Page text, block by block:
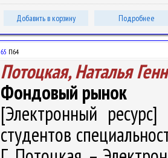
Добавить в корзину Подробнее
65 П64
Потоцкая, Наталья
Фондовый рынок
[Электронный
студентов